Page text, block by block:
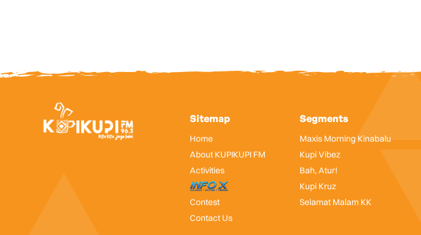
Sitemap
Home
About KUPIKUPI FM
Activities
InfoX
Contest
Contact Us
Segments
Maxis Morning Kinabalu
Kupi Vibez
Bah, Atur!
Kupi Kruz
Selamat Malam KK